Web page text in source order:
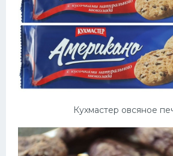
Кухмастер овсяное